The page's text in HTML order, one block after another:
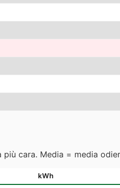
cara. Media = media
kWh